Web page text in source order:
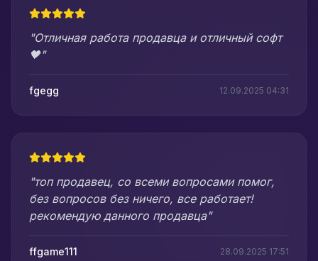
"Отличная работа продавца и отличный софт
🖤"
fgegg 12.09.2025 04:31
"топ продавец, со всеми вопросами помог,
без вопросов без ничего, все работает!
рекомендую данного продавца"
ffgame111 28.09.2025 17:51